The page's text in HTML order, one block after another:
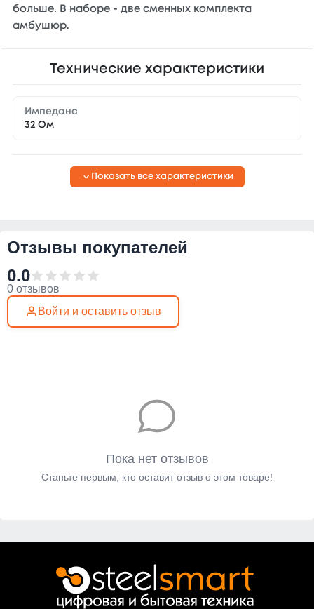
больше. В наборе - две сменных комплекта
амбушюр.
Технические характеристики
Импеданс
32 Ом
Показать все характеристики
Отзывы покупателей
0.0
0 отзывов
Войти и оставить отзыв
Пока нет отзывов
Станьте первым, кто оставит отзыв о этом товаре!